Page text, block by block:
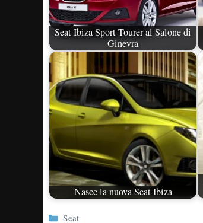
Seat Ibiza Sport Tourer al Salone di
Ginevra
Nasce la nuova Seat Ibiza
Categorie
Seat